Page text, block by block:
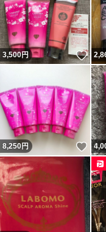
3,500円 い
8,250円 い